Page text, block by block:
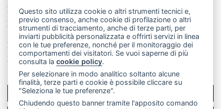
La redazione
CasateOnline LeccoOnline
RSS
Made by VIP
Privacy policy
Cookie policy
Rivedi le tue scelte sui cookie
SCRIVICI
Questo sito utilizza cookie o altri strumenti tecnici e,
previo consenso, anche cookie di profilazione o altri
strumenti di tracciamento, anche di terze parti, per
inviarti pubblicità personalizzata e offrirti servizi in linea
con le tue preferenze, nonché per il monitoraggio dei
comportamenti dei visitatori. Se vuoi saperne di più
consulta lacookie policy.
Per selezionare in modo analitico soltanto alcune
finalità, terze parti e cookie è possibile cliccare su
"Seleziona le tue preferenze".
Chiudendo questo banner tramite l'apposito comando